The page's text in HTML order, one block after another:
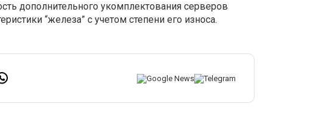
дополнительного укомплектования серверов
“железа” с учетом степени его износа.